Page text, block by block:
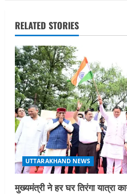
v
i
g
a
t
i
o
n
RELATED STORIES
UTTARAKHAND NEWS
मुख्यमंत्री ने हर घर तिरंगा यात्रा